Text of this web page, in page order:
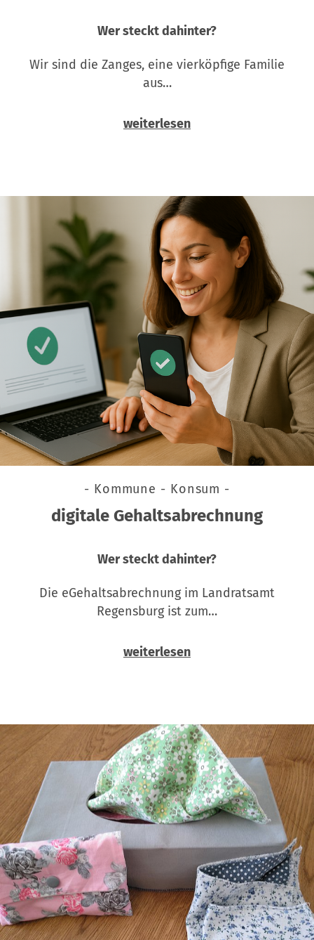
Wer steckt dahinter?
Wir sind die Zanges, eine vierköpfige Familie
aus…
weiterlesen
- Kommune - Konsum -
digitale Gehaltsabrechnung
Wer steckt dahinter?
Die eGehaltsabrechnung im Landratsamt
Regensburg ist zum…
weiterlesen